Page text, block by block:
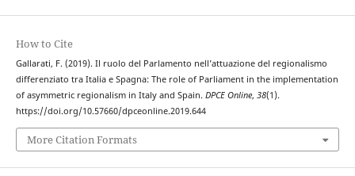
How to Cite
Gallarati, F. (2019). Il ruolo del Parlamento nell’attuazione del regionalismo
differenziato tra Italia e Spagna: The role of Parliament in the implementation
of asymmetric regionalism in Italy and Spain. DPCE Online, 38(1).
https://doi.org/10.57660/dpceonline.2019.644
More Citation Formats